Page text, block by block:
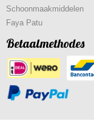
Schoonmaakmiddelen
Faya Patu
Betaalmethodes